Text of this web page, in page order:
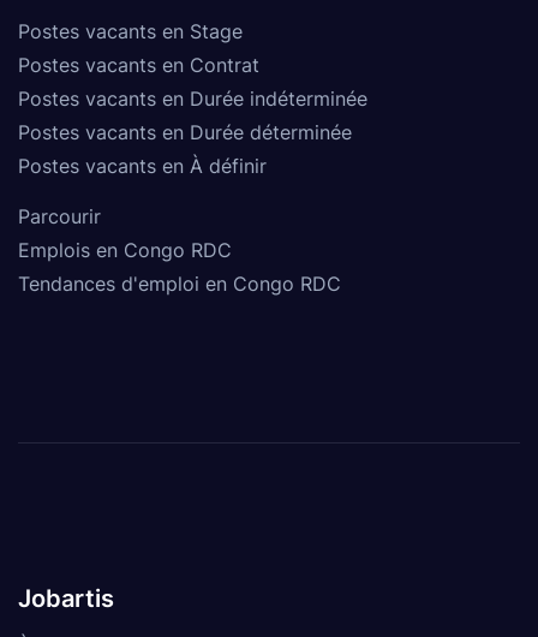
Postes vacants en Stage
Postes vacants en Contrat
Postes vacants en Durée indéterminée
Postes vacants en Durée déterminée
Postes vacants en À définir
Parcourir
Emplois en Congo RDC
Tendances d'emploi en Congo RDC
Jobartis